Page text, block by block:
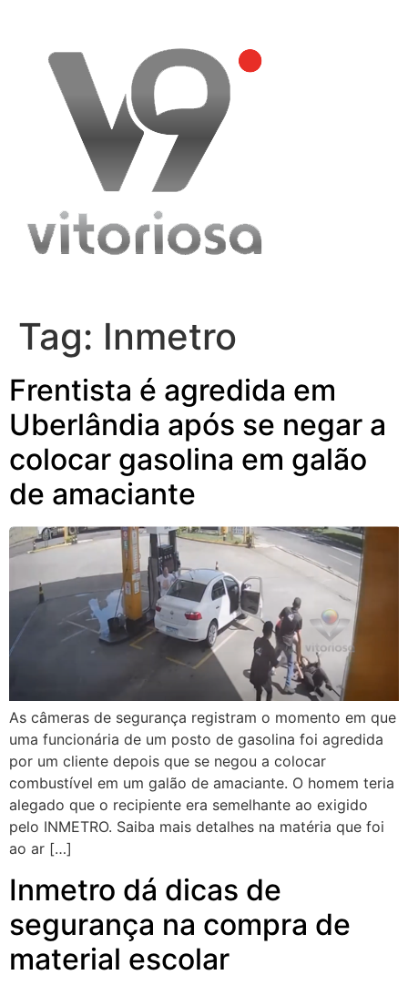
content
Tag: Inmetro
Frentista é agredida em
Uberlândia após se negar a
colocar gasolina em galão
de amaciante
As câmeras de segurança registram o momento em que
uma funcionária de um posto de gasolina foi agredida
por um cliente depois que se negou a colocar
combustível em um galão de amaciante. O homem teria
alegado que o recipiente era semelhante ao exigido
pelo INMETRO. Saiba mais detalhes na matéria que foi
ao ar […]
Inmetro dá dicas de
segurança na compra de
material escolar